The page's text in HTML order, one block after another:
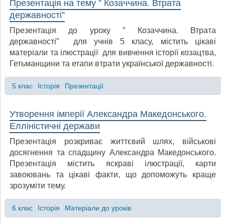
Презентація на тему ” Козаччина. Втрата
державності”
Презентація до уроку ” Козаччина. Втрата
державності” для учнів 5 класу, містить цікаві
матеріали та ілюстрації для вивчення історії козацтва,
Гетьманщини та етапи втрати української державності.
5 клас Історія Презентації
Утворення імперії Александра Македонського.
Елліністичні держави
Презентація розкриває життєвий шлях, військові
досягнення та спадщину Александра Македонського.
Презентація містить яскраві ілюстрації, карти
завоювань та цікаві факти, що допоможуть краще
зрозуміти тему.
6 клас Історія Матеріали до уроків